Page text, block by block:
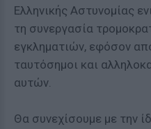
Ελληνικής Αστυνομίας
τη συνεργασία
εγκληματιών, εφόσον
ταυτόσημοι και
αυτών.
Θα συνεχίσουμε με την